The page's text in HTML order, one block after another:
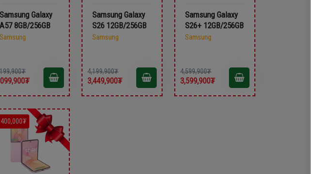
Samsung Galaxy
A57 8GB/256GB
Samsung
Samsung Galaxy
S26 12GB/256GB
Samsung
4,199,900₮
3,449,900₮
Samsung Galaxy
S26+ 12GB/256GB
Samsung
4,599,900₮
3,599,900₮
400,000₮